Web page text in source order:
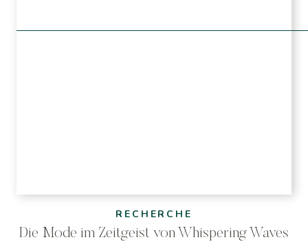
RECHERCHE
Die Mode im Zeitgeist von Whispering Waves